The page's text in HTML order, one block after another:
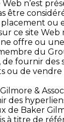
n’est
être
ou
ce site Web
offre ou
du
fournir des
ou de vendre
&
des
de Baker
à titre de